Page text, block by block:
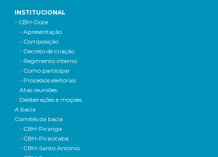
INSTITUCIONAL
- CBH-Doce
- Apresentação
- Composição
- Decreto de criação
- Regimento interno
- Como participar
- Processos eleitorais
Atas reuniões
Deliberações e moçoes
A bacia
Comitês da bacia
- CBH-Piranga
- CBH-Piracicaba
- CBH-Santo Antônio